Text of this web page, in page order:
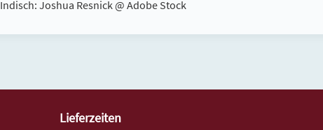
Indisch: Joshua Resnick @ Adobe Stock
Lieferzeiten